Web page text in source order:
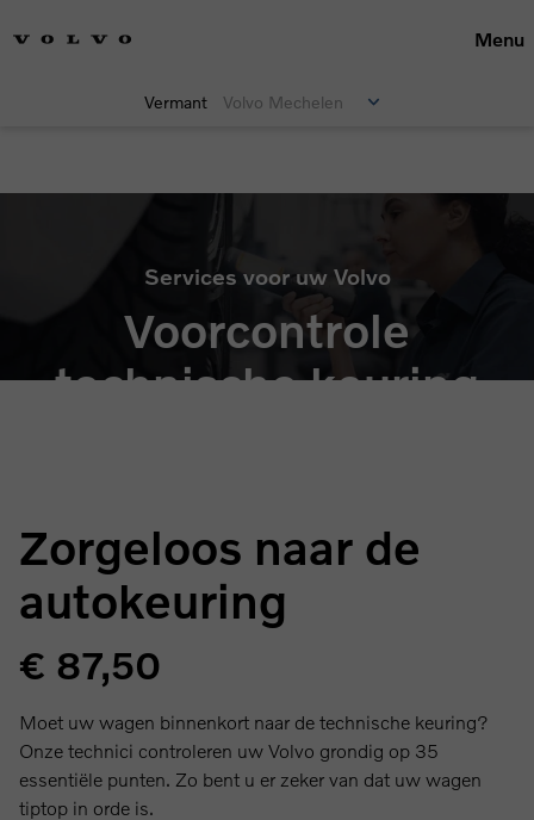
Menu
Vermant Volvo Mechelen
Services voor uw Volvo
Voorcontrole
technische keuring
Zorgeloos naar de
autokeuring
€ 87,50
Moet uw wagen binnenkort naar de technische keuring?
Onze technici controleren uw Volvo grondig op 35
essentiële punten. Zo bent u er zeker van dat uw wagen
tiptop in orde is.